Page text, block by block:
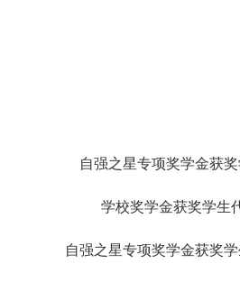
自强之星专项奖学金获